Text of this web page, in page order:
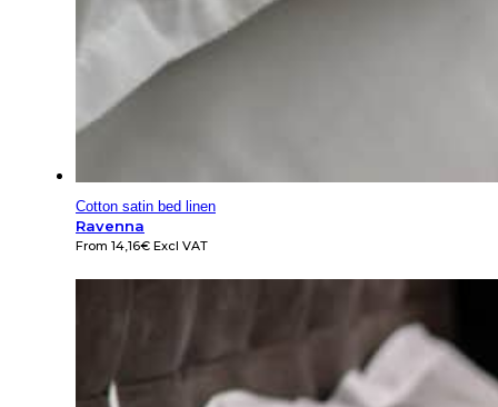
Cotton satin bed linen
Ravenna
From 14,16€ Excl VAT